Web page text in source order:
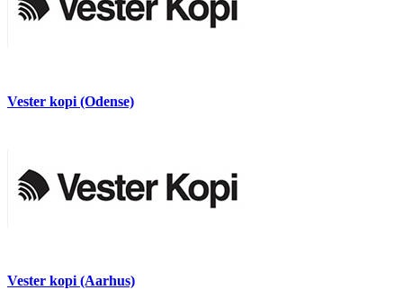
Vester kopi (Odense)
Vester kopi (Aarhus)